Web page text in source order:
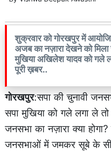
शुक्रवार को गोरखपुर में
अजब का नज़ारा देखने को
मुखिया अखिलेश यादव को गले
पूरी ख़बर..
गोरखपुर:सपा की चुनावी
सपा मुखिया को गले लगा ले
जनसभा का नज़ारा क्या
जनसभाओं में जमकर सूबे के